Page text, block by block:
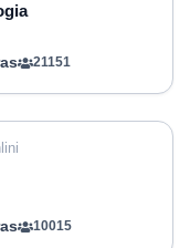
21151
10015